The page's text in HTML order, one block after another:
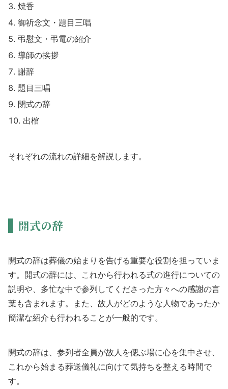
焼香
御祈念文・題目三唱
弔慰文・弔電の紹介
導師の挨拶
謝辞
題目三唱
閉式の辞
出棺
それぞれの流れの詳細を解説します。
開式の辞
開式の辞は葬儀の始まりを告げる重要な役割を担っていま
す。開式の辞には、これから行われる式の進行についての
説明や、多忙な中で参列してくださった方々への感謝の言
葉も含まれます。また、故人がどのような人物であったか
簡潔な紹介も行われることが一般的です。
開式の辞は、参列者全員が故人を偲ぶ場に心を集中させ、
これから始まる葬送儀礼に向けて気持ちを整える時間で
す。